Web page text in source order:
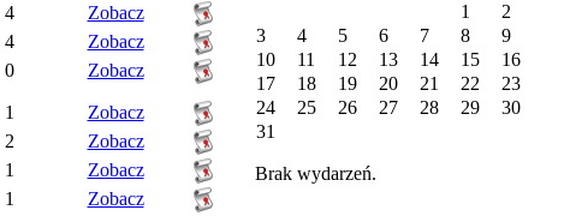
4
Zobacz
4
Zobacz
0 Zobacz
1
Zobacz
2
Zobacz
1
Zobacz
1
Zobacz
1
2
3
4 5 6 7 8
9
10
11 12 13 14 15
16
17
18 19 20 21 22
23
24
25 26 27 28 29
30
31
Brak wydarzeń.